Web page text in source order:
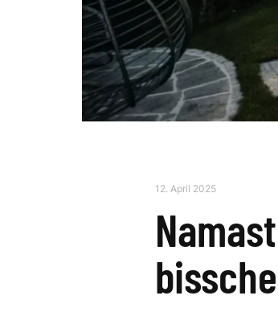
12. April 2025